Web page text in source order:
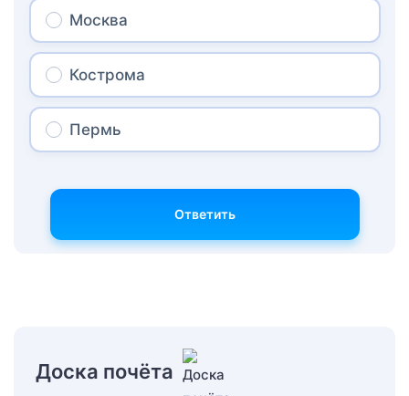
Москва
Кострома
Пермь
Ответить
Доска почёта